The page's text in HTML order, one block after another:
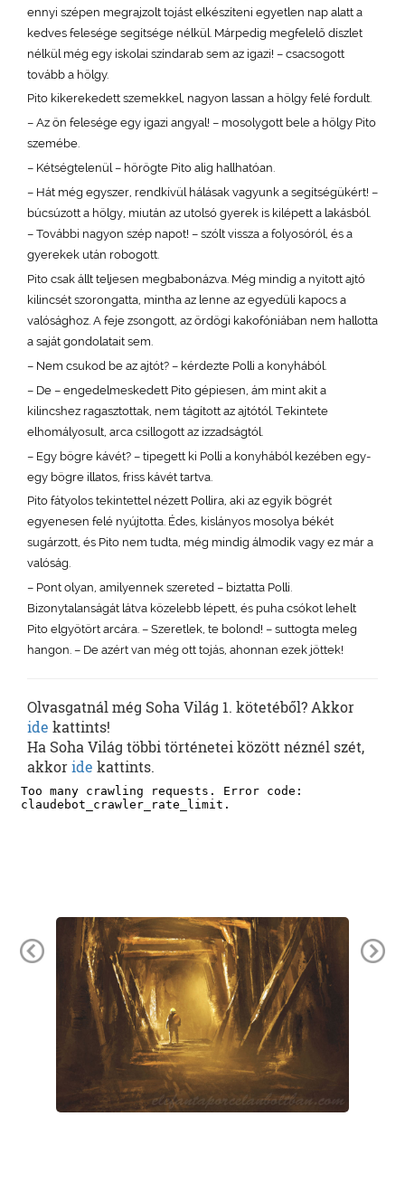
ennyi szépen megrajzolt tojást elkészíteni egyetlen nap alatt a
kedves felesége segítsége nélkül. Márpedig megfelelő díszlet
nélkül még egy iskolai színdarab sem az igazi! – csacsogott
tovább a hölgy.
Pito kikerekedett szemekkel, nagyon lassan a hölgy felé fordult.
– Az ön felesége egy igazi angyal! – mosolygott bele a hölgy Pito
szemébe.
– Kétségtelenül – hörögte Pito alig hallhatóan.
– Hát még egyszer, rendkívül hálásak vagyunk a segítségükért! –
búcsúzott a hölgy, miután az utolsó gyerek is kilépett a lakásból.
– További nagyon szép napot! – szólt vissza a folyosóról, és a
gyerekek után robogott.
Pito csak állt teljesen megbabonázva. Még mindig a nyitott ajtó
kilincsét szorongatta, mintha az lenne az egyedüli kapocs a
valósághoz. A feje zsongott, az ördögi kakofóniában nem hallotta
a saját gondolatait sem.
– Nem csukod be az ajtót? – kérdezte Polli a konyhából.
– De – engedelmeskedett Pito gépiesen, ám mint akit a
kilincshez ragasztottak, nem tágított az ajtótól. Tekintete
elhomályosult, arca csillogott az izzadságtól.
– Egy bögre kávét? – tipegett ki Polli a konyhából kezében egy-
egy bögre illatos, friss kávét tartva.
Pito fátyolos tekintettel nézett Pollira, aki az egyik bögrét
egyenesen felé nyújtotta. Édes, kislányos mosolya békét
sugárzott, és Pito nem tudta, még mindig álmodik vagy ez már a
valóság.
– Pont olyan, amilyennek szereted – biztatta Polli.
Bizonytalanságát látva közelebb lépett, és puha csókot lehelt
Pito elgyötört arcára. – Szeretlek, te bolond! – suttogta meleg
hangon. – De azért van még ott tojás, ahonnan ezek jöttek!
Olvasgatnál még Soha Világ 1. kötetéből? Akkor
ide kattints!
Ha Soha Világ többi történetei között néznél szét,
akkoride kattints.